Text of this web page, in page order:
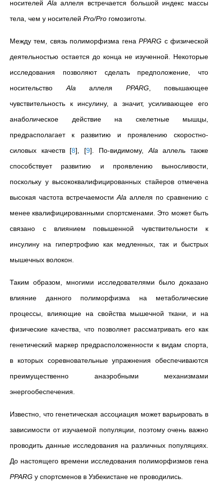
носителей Ala аллеля встречается большой индекс массы
тела, чем у носителей Pro/Pro гомозиготы.
Между тем, связь полиморфизма генаPPARG с физической
деятельностью остается до конца не изученной. Некоторые
исследования позволяют сделать предположение, что
носительство Ala аллеля PPARG, повышающее
чувствительность к инсулину, а значит, усиливающее его
анаболическое действие на скелетные мышцы,
предрасполагает к развитию и проявлению скоростно-
силовых качеств [8] [9] . По-видимому, Ala аллель также
способствует развитию и проявлению выносливости,
поскольку у высококвалифицированных стайеров отмечена
высокая частота встречаемости Ala аллеля по сравнению с
менее квалифицированными спортсменами. Это может быть
связано с влиянием повышенной чувствительности к
инсулину на гипертрофию как медленных, так и быстрых
мышечных волокон.
Таким образом, многими исследователями было доказано
влияние данного полиморфизма на метаболические
процессы, влияющие на свойства мышечной ткани, и на
физические качества, что позволяет рассматривать его как
генетический маркер предрасположенности к видам спорта,
в которых соревновательные упражнения обеспечиваются
преимущественно анаэробными механизмами
энергообеспечения.
Известно, что генетическая ассоциация может варьировать в
зависимости от изучаемой популяции, поэтому очень важно
проводить данные исследования на различных популяциях.
До настоящего времени исследования полиморфизмов гена
PPARG у спортсменов в Узбекистане не проводились.